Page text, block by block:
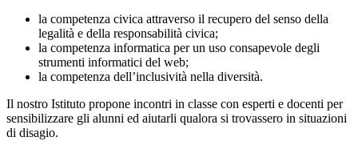
la competenza civica attraverso il recupero del senso della
legalità e della responsabilità civica;
la competenza informatica per un uso consapevole degli
strumenti informatici del web;
la competenza dell’inclusività nella diversità.
Il nostro Istituto propone incontri in classe con esperti e docenti per
sensibilizzare gli alunni ed aiutarli qualora si trovassero in situazioni
di disagio.